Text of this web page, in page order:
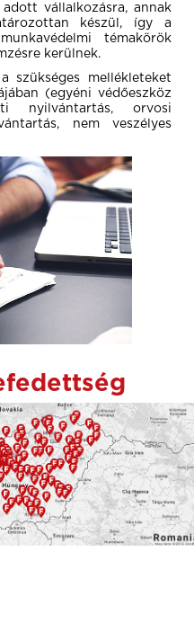
vállalkozásra, annak
készül, így a
témakörök
kerülnek.
szükséges mellékleteket
(egyéni védőeszköz
nyilvántartás, orvosi
nem veszélyes